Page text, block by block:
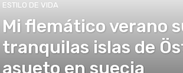
ESTILO DE VIDA
Mi flemático verano
tranquilas islas de
asueto en suecia